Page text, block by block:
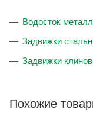
Водосток
Задвижки
Задвижки
Похожие